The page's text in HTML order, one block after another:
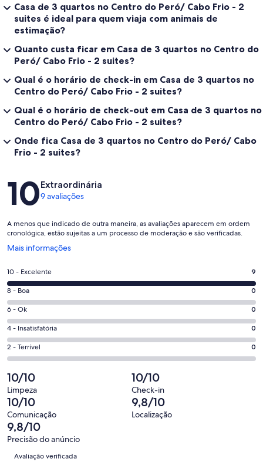
Casa de 3 quartos no Centro do Peró/ Cabo Frio - 2
suites é ideal para quem viaja com animais de
estimação?
Quanto custa ficar em Casa de 3 quartos no Centro do
Peró/ Cabo Frio - 2 suites?
Qual é o horário de check-in em Casa de 3 quartos no
Centro do Peró/ Cabo Frio - 2 suites?
Qual é o horário de check-out em Casa de 3 quartos no
Centro do Peró/ Cabo Frio - 2 suites?
Onde fica Casa de 3 quartos no Centro do Peró/ Cabo
Frio - 2 suites?
Avaliações
10Extraordinária
9 avaliações
A menos que indicado de outra maneira, as avaliações aparecem em ordem
cronológica, estão sujeitas a um processo de moderação e são verificadas.
Mais informações
Abre
uma
nova
janela
Nota
10
-
Excelente.
9
de
9
avaliações
10 - Excelente 9
Nota
8
-
Boa.
0
de
avaliações
8 - Boa 0
Nota
6
-
Ok.
0
de
9
avaliações
6 - Ok 0
Nota
4
-
0
de
9
avaliações
4 - Insatisfatória 0
Nota
2
-
Terrível.
0
de
9
avaliações
2 - Terrível 0
10/10
Limpeza
10/10
Check-in
10/10
Comunicação
9,8/10
Localização
9,8/10
Precisão do anúncio
Avaliações
Avaliação verificada